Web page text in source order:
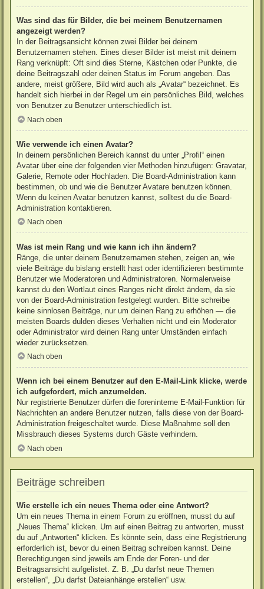
Was sind das für Bilder, die bei meinem Benutzernamen
angezeigt werden?
In der Beitragsansicht können zwei Bilder bei deinem
Benutzernamen stehen. Eines dieser Bilder ist meist mit deinem
Rang verknüpft: Oft sind dies Sterne, Kästchen oder Punkte, die
deine Beitragszahl oder deinen Status im Forum angeben. Das
andere, meist größere, Bild wird auch als „Avatar“ bezeichnet. Es
handelt sich hierbei in der Regel um ein persönliches Bild, welches
von Benutzer zu Benutzer unterschiedlich ist.
Nach oben
Wie verwende ich einen Avatar?
In deinem persönlichen Bereich kannst du unter „Profil“ einen
Avatar über eine der folgenden vier Methoden hinzufügen: Gravatar,
Galerie, Remote oder Hochladen. Die Board-Administration kann
bestimmen, ob und wie die Benutzer Avatare benutzen können.
Wenn du keinen Avatar benutzen kannst, solltest du die Board-
Administration kontaktieren.
Nach oben
Was ist mein Rang und wie kann ich ihn ändern?
Ränge, die unter deinem Benutzernamen stehen, zeigen an, wie
viele Beiträge du bislang erstellt hast oder identifizieren bestimmte
Benutzer wie Moderatoren und Administratoren. Normalerweise
kannst du den Wortlaut eines Ranges nicht direkt ändern, da sie
von der Board-Administration festgelegt wurden. Bitte schreibe
keine sinnlosen Beiträge, nur um deinen Rang zu erhöhen — die
meisten Boards dulden dieses Verhalten nicht und ein Moderator
oder Administrator wird deinen Rang unter Umständen einfach
wieder zurücksetzen.
Nach oben
Wenn ich bei einem Benutzer auf den E-Mail-Link klicke, werde
ich aufgefordert, mich anzumelden.
Nur registrierte Benutzer dürfen die foreninterne E-Mail-Funktion für
Nachrichten an andere Benutzer nutzen, falls diese von der Board-
Administration freigeschaltet wurde. Diese Maßnahme soll den
Missbrauch dieses Systems durch Gäste verhindern.
Nach oben
Beiträge schreiben
Wie erstelle ich ein neues Thema oder eine Antwort?
Um ein neues Thema in einem Forum zu eröffnen, musst du auf
„Neues Thema“ klicken. Um auf einen Beitrag zu antworten, musst
du auf „Antworten“ klicken. Es könnte sein, dass eine Registrierung
erforderlich ist, bevor du einen Beitrag schreiben kannst. Deine
Berechtigungen sind jeweils am Ende der Foren- und der
Beitragsansicht aufgelistet. Z. B. „Du darfst neue Themen
erstellen“, „Du darfst Dateianhänge erstellen“ usw.